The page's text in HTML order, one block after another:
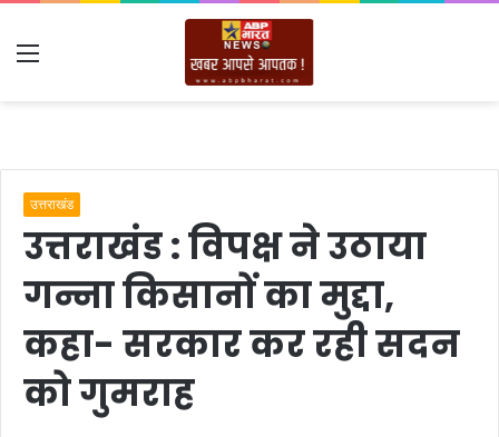
Menu
उत्तराखंड
उत्तराखंड : विपक्ष ने उठाया
गन्ना किसानों का मुद्दा,
कहा- सरकार कर रही सदन
को गुमराह